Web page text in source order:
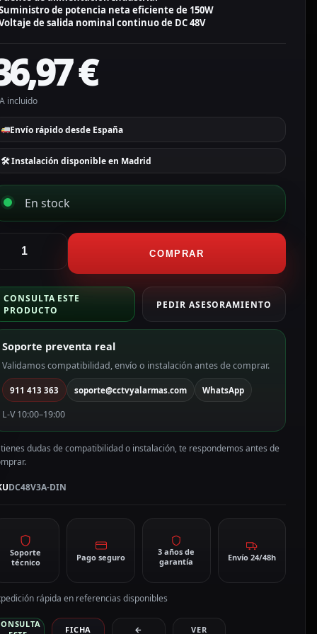
de potencia neta eficiente de 150W
de salida nominal continuo de DC 48V
€
incluido
Envío rápido desde España
🛠 Instalación disponible en Madrid
En stock
COMPRAR
CONSULTA ESTE
PRODUCTO
PEDIR ASESORAMIENTO
Soporte preventa real
Validamos compatibilidad, envío o instalación antes de comprar.
911 413 363 soporte@cctvyalarmas.com WhatsApp
L-V 10:00–19:00
dudas de compatibilidad o instalación, te respondemos antes de
DC48V3A-DIN
Soporte
técnico
Pago seguro
3 años de
garantía
Envío 24/48h
rápida en referencias disponibles
FICHA
←
VER